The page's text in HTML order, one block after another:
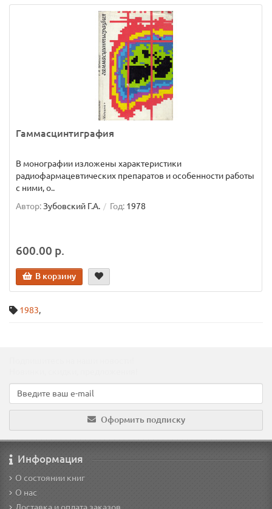
Гаммасцинтиграфия
В монографии изложены характеристики
радиофармацевтических препаратов и особенности работы
с ними, о..
Автор:Зубовский Г.А. Год: 1978
600.00 р.
В корзину
1983,
Оформить подписку
Информация
О состоянии книг
О нас